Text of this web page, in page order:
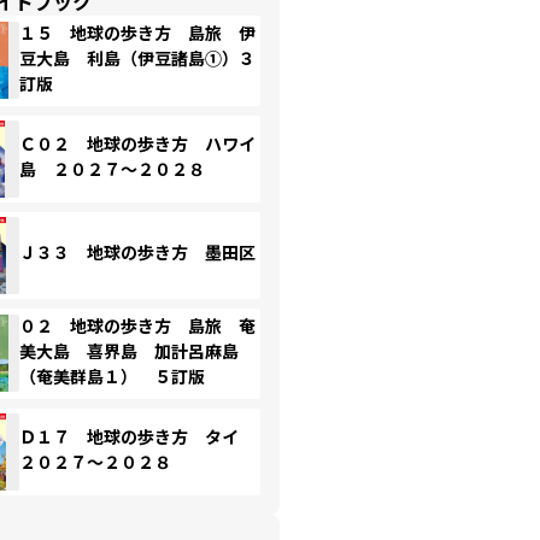
１５ 地球の歩き方 島旅 伊
豆大島 利島（伊豆諸島①）３
訂版
Ｃ０２ 地球の歩き方 ハワイ
島 ２０２７～２０２８
Ｊ３３ 地球の歩き方 墨田区
０２ 地球の歩き方 島旅 奄
美大島 喜界島 加計呂麻島
（奄美群島１） ５訂版
Ｄ１７ 地球の歩き方 タイ
２０２７～２０２８